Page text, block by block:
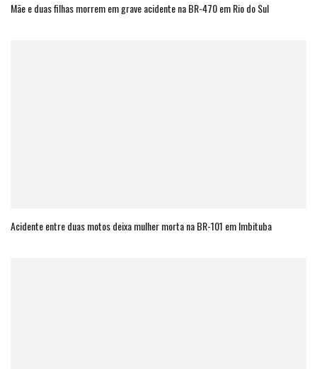
Mãe e duas filhas morrem em grave acidente na BR-470 em Rio do Sul
Acidente entre duas motos deixa mulher morta na BR-101 em Imbituba